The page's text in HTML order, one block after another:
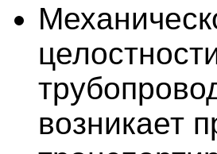
возникает